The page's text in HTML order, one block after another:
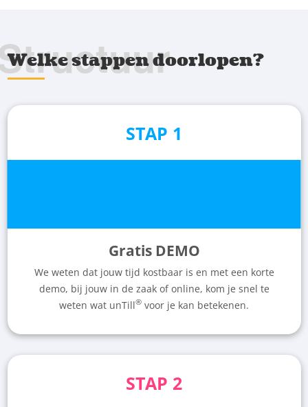
Welke stappen doorlopen?
STAP 1
Gratis DEMO
We weten dat jouw tijd kostbaar is en met een korte
demo, bij jouw in de zaak of online, kom je snel te
weten wat unTill® voor je kan betekenen.
STAP 2